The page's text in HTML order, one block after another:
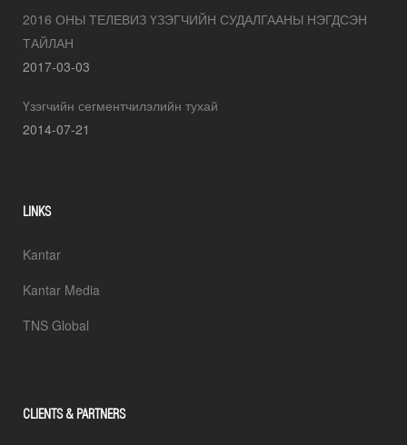
2016 ОНЫ ТЕЛЕВИЗ ҮЗЭГЧИЙН СУДАЛГААНЫ НЭГДСЭН
ТАЙЛАН
2017-03-03
Үзэгчийн сегментчилэлийн тухай
2014-07-21
LINKS
Kantar
Kantar Media
TNS Global
CLIENTS & PARTNERS